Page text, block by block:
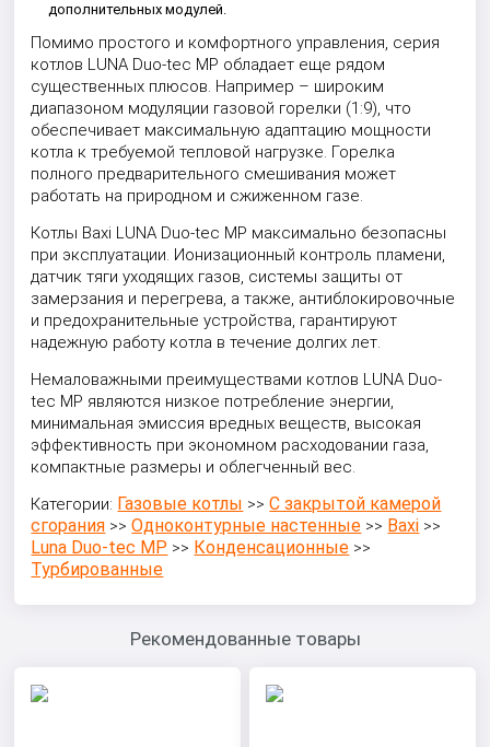
дополнительных модулей.
Помимо простого и комфортного управления, серия
котлов LUNA Duo-tec MP обладает еще рядом
существенных плюсов. Например – широким
диапазоном модуляции газовой горелки (1:9), что
обеспечивает максимальную адаптацию мощности
котла к требуемой тепловой нагрузке. Горелка
полного предварительного смешивания может
работать на природном и сжиженном газе.
Котлы Baxi LUNA Duo-tec MP максимально безопасны
при эксплуатации. Ионизационный контроль пламени,
датчик тяги уходящих газов, системы защиты от
замерзания и перегрева, а также, антиблокировочные
и предохранительные устройства, гарантируют
надежную работу котла в течение долгих лет.
Немаловажными преимуществами котлов LUNA Duo-
tec MP являются низкое потребление энергии,
минимальная эмиссия вредных веществ, высокая
эффективность при экономном расходовании газа,
компактные размеры и облегченный вес.
Категории: Газовые котлы >>С закрытой камерой
сгорания >>Одноконтурные настенные >> Baxi >>
Luna Duo-tec MP >> Конденсационные >>
Турбированные
Рекомендованные товары